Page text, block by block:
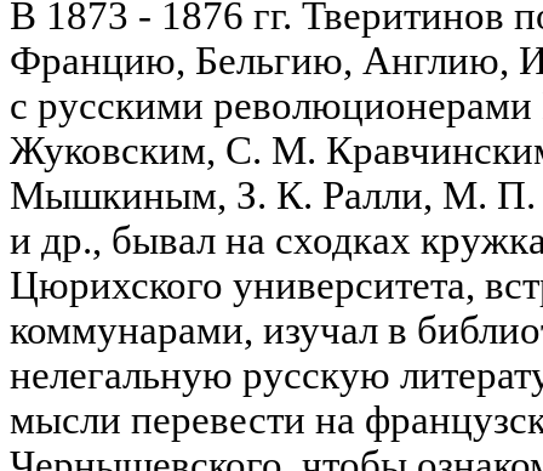
В 1873 - 1876 гг. Тверитинов
Францию, Бельгию, Англию,
с русскими
Жуковским, С. М.
Мышкиным, З. К. Ралли, М.
и др., бывал на сходках
Цюрихского университета,
коммунарами, изучал в
нелегальную русскую
мысли перевести на